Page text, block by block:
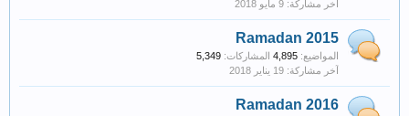
Ramadan 2015
المواضيع: 4,895 المشاركات: 5,349
Ramadan 2016